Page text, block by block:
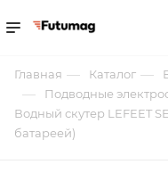
Главная — Каталог —
— Подводные
Водный скутер LEFEET
батареей)